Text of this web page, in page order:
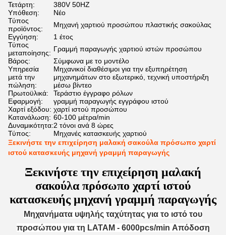
Τετάρτη:
380V 50HZ
Υπόθεση:
Νέο
Τύπος
προϊόντος:
Μηχανή χαρτιού προσώπου πλαστικής σακούλας
Εγγύηση:
1 έτος
Τύπος
μεταποίησης: Γραμμή παραγωγής χαρτιού ιστών προσώπου
Βάρος:
Σύμφωνα με το μοντέλο
Υπηρεσία
μετά την
πώληση:
Μηχανικοί διαθέσιμοι για την εξυπηρέτηση
μηχανημάτων στο εξωτερικό, τεχνική υποστήριξη
μέσω βίντεο
Πρωτοϋλικά:
Τεράστιο έγγραφο ρόλων
Εφαρμογή:
γραμμή παραγωγής εγγράφου ιστού
Χαρτί εξόδου: χαρτί ιστού προσώπου
Κατανάλωση: 60-100 μέτρα/min
Δυναμικότητα:2 τόνοι ανά 8 ώρες
Τύπος:
Μηχανές κατασκευής χαρτιού
Ξεκινήστε την επιχείρηση μαλακή σακούλα πρόσωπο χαρτί
ιστού κατασκευής μηχανή γραμμή παραγωγής
Ξεκινήστε την επιχείρηση μαλακή
σακούλα πρόσωπο χαρτί ιστού
κατασκευής μηχανή γραμμή παραγωγής
Μηχανήματα υψηλής ταχύτητας για το ιστό του
προσώπου για τη LATAM - 6000pcs/min Απόδοση